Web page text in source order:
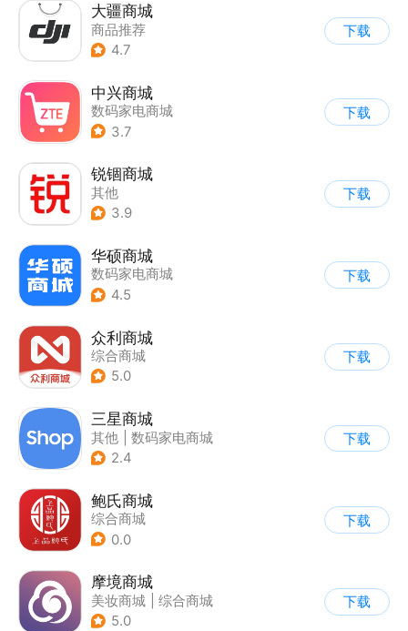
大疆商城
商品推荐
4.7
下载
中兴商城
数码家电商城
3.7
下载
锐锢商城
其他
3.9
下载
华硕商城
数码家电商城
4.5
下载
众利商城
综合商城
5.0
下载
三星商城
其他
数码家电商城
2.4
下载
鲍氏商城
综合商城
0.0
下载
摩境商城
美妆商城
综合商城
5.0
下载